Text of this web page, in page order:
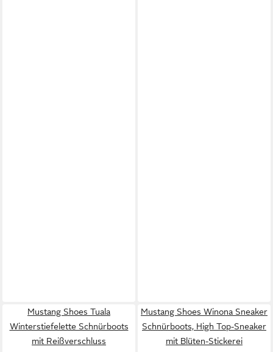
Mustang Shoes Tuala
Winterstiefelette Schnürboots
mit Reißverschluss
Mustang Shoes Winona Sneaker
Schnürboots, High Top-Sneaker
mit Blüten-Stickerei